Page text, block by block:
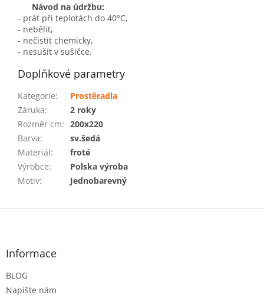
Návod na údržbu:
- prát při teplotách do 40°C,
- nebělit,
- nečistit chemicky,
- nesušit v sušičce.
Doplňkové parametry
Kategorie:
Prostěradla
Záruka:
2 roky
Rozměr cm: 200x220
Barva:
sv.šedá
Materiál:
froté
Výrobce:
Polska výroba
Motiv: Jednobarevný
Z
Informace
BLOG
Napište nám